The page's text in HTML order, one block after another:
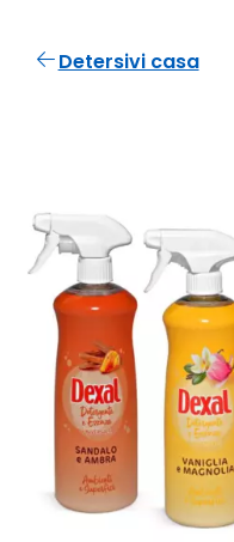
Detersivi casa